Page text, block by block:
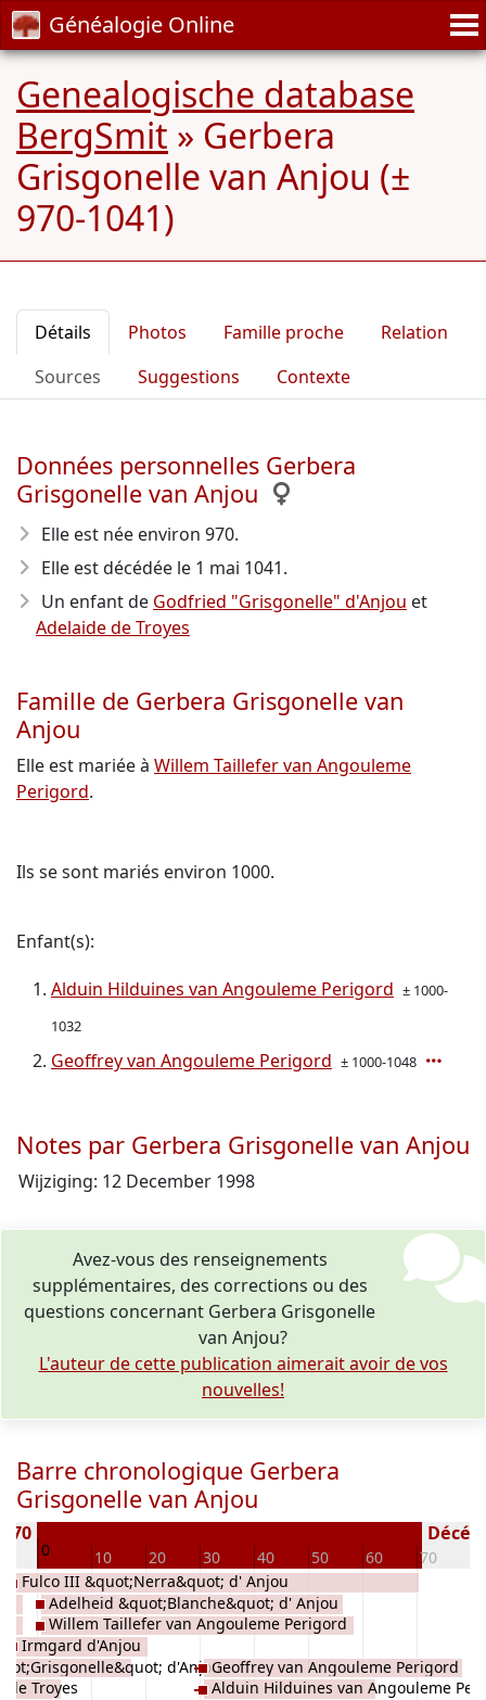
Généalogie Online
Genealogische database
BergSmit » Gerbera
Grisgonelle van Anjou (±
970-1041)
Détails Photos Famille proche
Relation
Sources
Suggestions Contexte
Données personnelles Gerbera
Grisgonelle van Anjou
Elle est née environ 970.
Elle est décédée le 1 mai 1041.
Un enfant de Godfried "Grisgonelle" d'Anjou et
Adelaide de Troyes
Famille de Gerbera Grisgonelle van
Anjou
Elle est mariée à Willem Taillefer van Angouleme
Perigord.
Ils se sont mariés environ 1000.
Enfant(s):
Alduin Hilduines van Angouleme Perigord ± 1000-
1032
Geoffrey van Angouleme Perigord ± 1000-1048
Notes par Gerbera Grisgonelle van Anjou
Wijziging: 12 December 1998
Avez-vous des renseignements
supplémentaires, des corrections ou des
questions concernant Gerbera Grisgonelle
van Anjou?
L'auteur de cette publication aimerait avoir de vos
nouvelles!
Barre chronologique Gerbera
Grisgonelle van Anjou
0 10 20 30 40 50 60 70
d'Anjou
de Troyes
Fulco III &quot;Nerra&quot; d' Anjou
Irmgard d'Anjou
Adelheid &quot;Blanche&quot; d' Anjou
Willem Taillefer van Angouleme Perigord
Geoffrey van Angouleme Perigord
Alduin Hilduines van Angouleme